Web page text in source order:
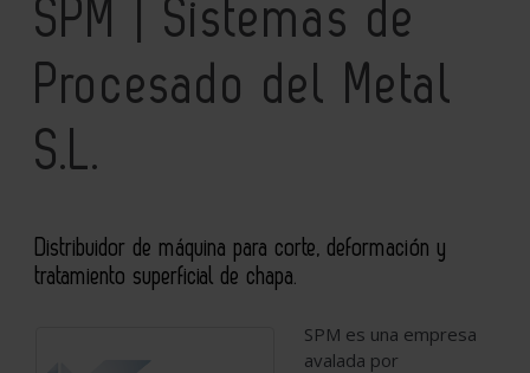
SPM | Sistemas de
Procesado del Metal
S.L.
Distribuidor de máquina para corte, deformación y
tratamiento superficial de chapa.
SPM es una empresa
avalada por